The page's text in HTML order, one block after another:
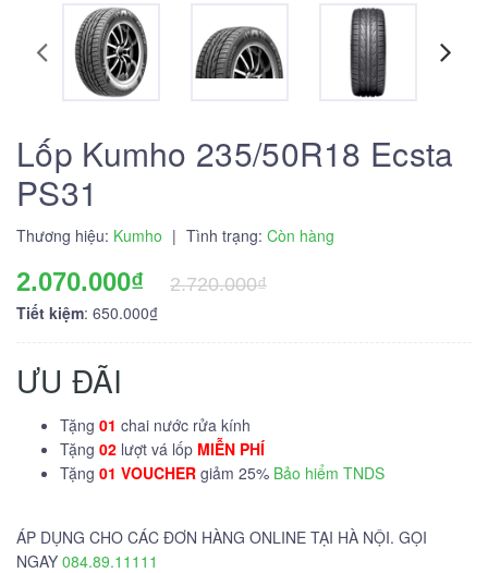
Lốp Kumho 235/50R18 Ecsta
PS31
Thương hiệu: Kumho | Tình trạng: Còn hàng
2.070.000₫
2.720.000₫
Tiết kiệm: 650.000₫
ƯU ĐÃI
Tặng 01 chai nước rửa kính
Tặng 02 lượt vá lốp MIỄN PHÍ
Tặng 01 VOUCHER giảm 25% Bảo hiểm TNDS
ÁP DỤNG CHO CÁC ĐƠN HÀNG ONLINE TẠI HÀ NỘI. GỌI
NGAY 084.89.11111